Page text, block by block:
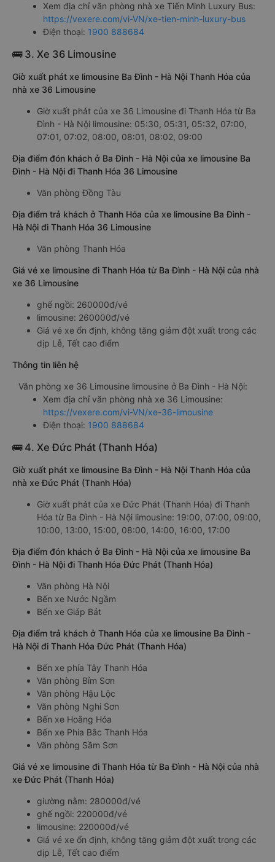
Xem địa chỉ văn phòng nhà xe Tiến Minh Luxury Bus:
https://vexere.com/vi-VN/xe-tien-minh-luxury-bus
Điện thoại: 1900 888684
🚌 3. Xe 36 Limousine
Giờ xuất phát xe limousine Ba Đình - Hà Nội Thanh Hóa của
nhà xe 36 Limousine
Giờ xuất phát của xe 36 Limousine đi Thanh Hóa từ Ba
Đình - Hà Nội limousine: 05:30, 05:31, 05:32, 07:00,
07:01, 07:02, 08:00, 08:01, 08:02, 09:00
Địa điểm đón khách ở Ba Đình - Hà Nội của xe limousine Ba
Đình - Hà Nội đi Thanh Hóa 36 Limousine
Văn phòng Đồng Tàu
Địa điểm trả khách ở Thanh Hóa của xe limousine Ba Đình -
Hà Nội đi Thanh Hóa 36 Limousine
Văn phòng Thanh Hóa
Giá vé xe limousine đi Thanh Hóa từ Ba Đình - Hà Nội của nhà
xe 36 Limousine
ghế ngồi: 260000đ/vé
limousine: 260000đ/vé
Giá vé xe ổn định, không tăng giảm đột xuất trong các
dịp Lễ, Tết cao điểm
Thông tin liên hệ
Văn phòng xe 36 Limousine limousine ở Ba Đình - Hà Nội:
Xem địa chỉ văn phòng nhà xe 36 Limousine:
https://vexere.com/vi-VN/xe-36-limousine
Điện thoại: 1900 888684
🚌 4. Xe Đức Phát (Thanh Hóa)
Giờ xuất phát xe limousine Ba Đình - Hà Nội Thanh Hóa của
nhà xe Đức Phát (Thanh Hóa)
Giờ xuất phát của xe Đức Phát (Thanh Hóa) đi Thanh
Hóa từ Ba Đình - Hà Nội limousine: 19:00, 07:00, 09:00,
10:00, 13:00, 15:00, 08:00, 14:00, 16:00, 17:00
Địa điểm đón khách ở Ba Đình - Hà Nội của xe limousine Ba
Đình - Hà Nội đi Thanh Hóa Đức Phát (Thanh Hóa)
Văn phòng Hà Nội
Bến xe Nước Ngầm
Bến xe Giáp Bát
Địa điểm trả khách ở Thanh Hóa của xe limousine Ba Đình -
Hà Nội đi Thanh Hóa Đức Phát (Thanh Hóa)
Bến xe phía Tây Thanh Hóa
Văn phòng Bỉm Sơn
Văn phòng Hậu Lộc
Văn phòng Nghi Sơn
Bến xe Hoằng Hóa
Bến xe Phía Bắc Thanh Hóa
Văn phòng Sầm Sơn
Giá vé xe limousine đi Thanh Hóa từ Ba Đình - Hà Nội của nhà
xe Đức Phát (Thanh Hóa)
giường nằm: 280000đ/vé
ghế ngồi: 220000đ/vé
limousine: 220000đ/vé
Giá vé xe ổn định, không tăng giảm đột xuất trong các
dịp Lễ, Tết cao điểm